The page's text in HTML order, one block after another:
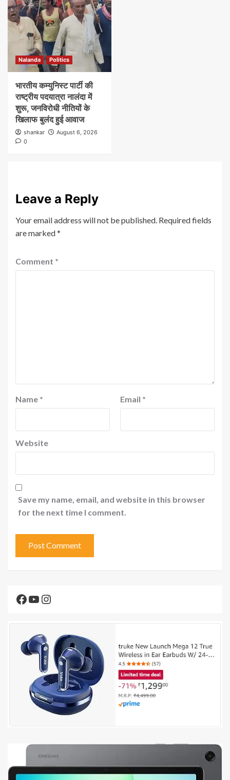
Nalanda Politics
भारतीय कम्युनिस्ट पार्टी की
राष्ट्रीय पदयात्रा नालंदा में
शुरू, जनविरोधी नीतियों के
खिलाफ बुलंद हुई आवाज
shankar
August 6, 2026
0
Leave a Reply
Your email address will not be published. Required fields
are marked*
Comment *
Name * Email *
Website
Save my name, email, and website in this browser
for the next time I comment.
Facebook
YouTube
Instagram